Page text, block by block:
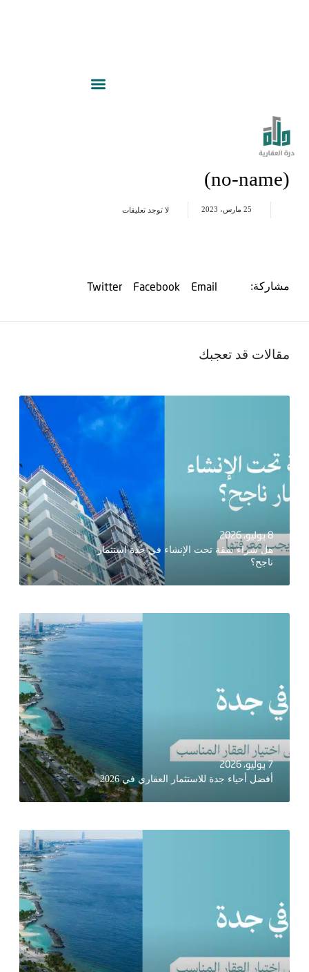
(no-name)
25 مارس، 2023 لا توجد تعليقات
مشاركة: Email
Facebook
Twitter
مقالات قد تعجبك
8 يوليو، 2026
هل شراء شقة تحت الإنشاء في جدة استثمار
ناجح؟
7 يوليو، 2026
أفضل أحياء جدة للاستثمار العقاري في 2026